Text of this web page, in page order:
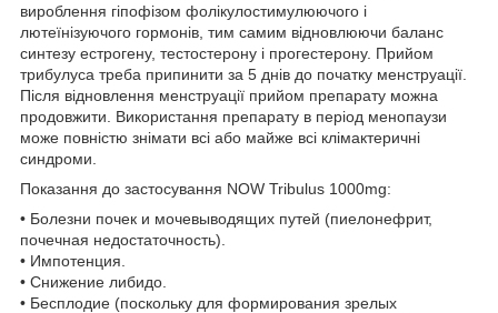
вироблення гіпофізом фолікулостимулюючого і
лютеїнізуючого гормонів, тим самим відновлюючи баланс
синтезу естрогену, тестостерону і прогестерону. Прийом
трибулуса треба припинити за 5 днів до початку менструації.
Після відновлення менструації прийом препарату можна
продовжити. Використання препарату в період менопаузи
може повністю знімати всі або майже всі клімактеричні
синдроми.
Показання до застосування NOW Tribulus 1000mg:
• Болезни почек и мочевыводящих путей (пиелонефрит,
почечная недостаточность).
• Импотенция.
• Снижение либидо.
• Бесплодие (поскольку для формирования зрелых